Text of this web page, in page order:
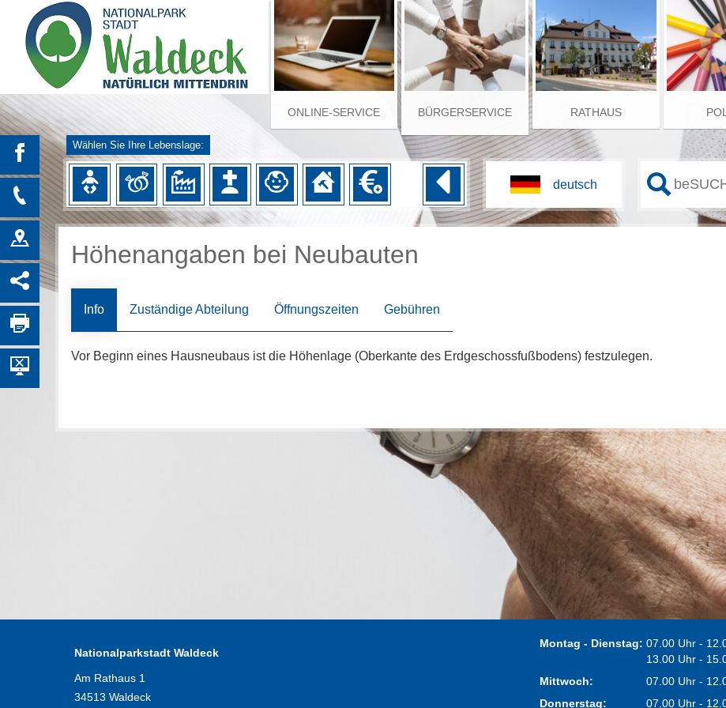
ONLINE-SERVICE BÜRGERSERVICE RATHAUS
Wählen Sie Ihre Lebenslage:
Höhenangaben bei Neubauten
Info Zuständige Abteilung Öffnungszeiten Gebühren
Vor Beginn eines Hausneubaus ist die Höhenlage (Oberkante des Erdgeschossfußbodens) festzulegen.
Nationalparkstadt Waldeck
Am Rathaus 1
34513 Waldeck
Montag - Dienstag: 07.00 Uhr -
13.00 Uhr -
Mittwoch:
07.00 Uhr -
Donnerstag:
07.00 Uhr -